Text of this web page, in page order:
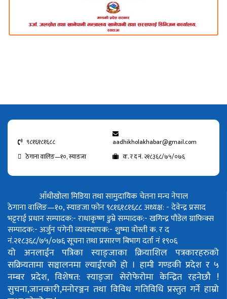
९८१६१८१६८८
aadhikholakhabar@gmail.com
ठेगाना वालिङ—१०, स्याङजा
क. र द नं. २१८३६८/७५/०७६
आँधीखोला मिडिया तथा सामुदायिक चेतना मन्च नेपाल
ठेगाना वालिङ—१०, स्याङजा फोन ९८१६१८१६८८अध्यक्ष: - देवेन्द्र प्रसाद
भट्टराईप्रधान सम्पादक:- राधाकृष्ण डुम्रेसम्पादक:- खगिन्द्र पौडेलग्राफिक्स
सम्पादक:- अर्जुन पंगेनीव्यवस्थापक:- शुष्मा वोस्तीक. र द
नं.२१८३६८/७५/०७६सूचना तथा प्रसारण बिभाग दर्ता नं १९०६
यो अनलाईन पत्रिका स्याङ्जाका क्रियाशिल पत्रकारहरुको
सक्रियतामा सञ्चालनमा ल्याईएको हो । हामी गण्डकी प्रदेश र ५
नम्बर प्रदेश, विशेषत: स्याङ्जा सेरोफेरोमा केन्द्रित रहनेछौ !
सुचना,जानकारी,मनोरञ्जन तथा विविध गतिविधि प्रस्तुत गर्ने हाम्रो